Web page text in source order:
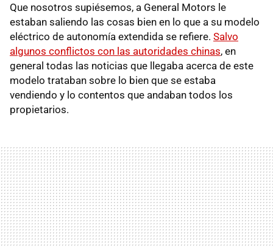
Que nosotros supiésemos, a General Motors le
estaban saliendo las cosas bien en lo que a su modelo
eléctrico de autonomía extendida se refiere. Salvo
algunos conflictos con las autoridades chinas, en
general todas las noticias que llegaba acerca de este
modelo trataban sobre lo bien que se estaba
vendiendo y lo contentos que andaban todos los
propietarios.